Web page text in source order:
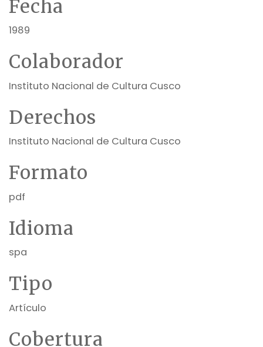
Fecha
1989
Colaborador
Instituto Nacional de Cultura Cusco
Derechos
Instituto Nacional de Cultura Cusco
Formato
pdf
Idioma
spa
Tipo
Artículo
Cobertura